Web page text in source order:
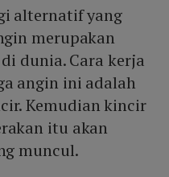
alternatif yang
merupakan
dunia. Cara kerja
angin ini adalah
Kemudian kincir
itu akan
muncul.